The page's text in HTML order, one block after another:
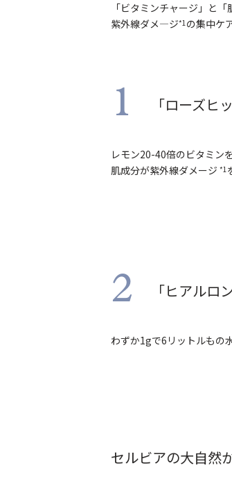
「ビタミンチャージ」と
紫外線ダメ―ジ*1の集中ケ
1 「ローズヒ
レモン20-40倍のビタミン
肌成分が紫外線ダメージ *1
2 「ヒアルロ
わずか1gで6リットルもの
セルビアの大自然